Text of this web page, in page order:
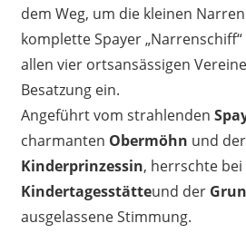
dem Weg, um die kleinen
komplette Spayer
allen vier ortsansässigen
Besatzung ein.
Angeführt vom strahlenden
charmanten Obermöhn und
Kinderprinzessin, herrschte
Kindertagesstätteund der
ausgelassene Stimmung.